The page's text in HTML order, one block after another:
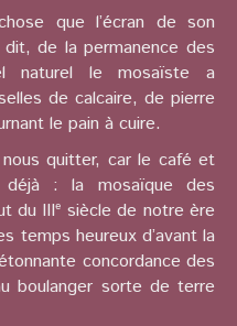
que l’écran de son
dit, de la permanence des
naturel le mosaïste a
de calcaire, de pierre
le pain à cuire.
quitter, car le café et
déjà : la mosaïque des
du IIIᵉ siècle de notre ère
temps heureux d’avant la
concordance des
boulanger sorte de terre